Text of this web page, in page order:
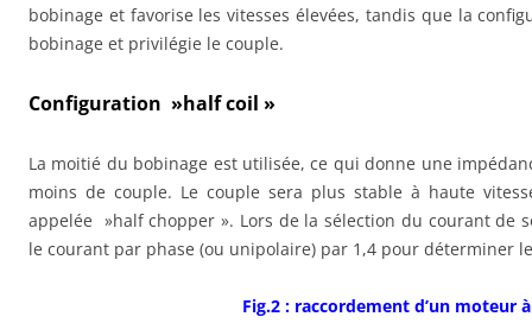
bobinage et favorise les vitesses élevées, tandis que la
bobinage et privilégie le couple.
Configuration »half coil »
La moitié du bobinage est utilisée, ce qui donne une
moins de couple. Le couple sera plus stable à haute
appelée »half chopper ». Lors de la sélection du courant
le courant par phase (ou unipolaire) par 1,4 pour déterminer
Fig.2 : raccordement d’un moteur